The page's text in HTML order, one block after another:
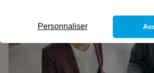
Personnaliser